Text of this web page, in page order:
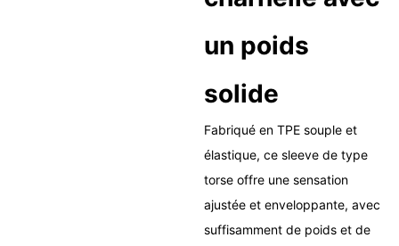
un poids
solide
Fabriqué en TPE souple et
élastique, ce sleeve de type
torse offre une sensation
ajustée et enveloppante, avec
suffisamment de poids et de